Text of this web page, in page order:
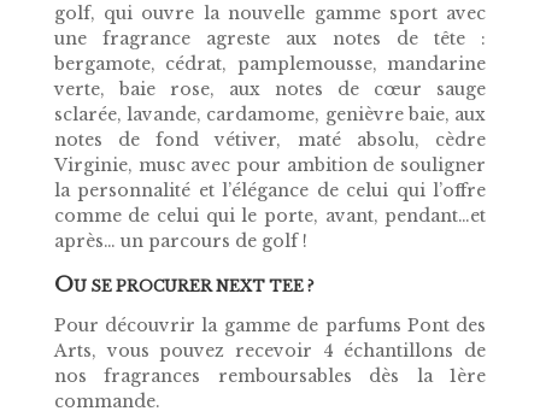
golf, qui ouvre la nouvelle gamme sport avec
une fragrance agreste aux notes de tête :
bergamote, cédrat, pamplemousse, mandarine
verte, baie rose, aux notes de cœur sauge
sclarée, lavande, cardamome, genièvre baie, aux
notes de fond vétiver, maté absolu, cèdre
Virginie, musc avec pour ambition de souligner
la personnalité et l’élégance de celui qui l’offre
comme de celui qui le porte, avant, pendant…et
après… un parcours de golf !
OU SE PROCURER NEXT TEE ?
Pour découvrir la gamme de parfums Pont des
Arts, vous pouvez recevoir 4 échantillons de
nos fragrances remboursables dès la 1ère
commande.